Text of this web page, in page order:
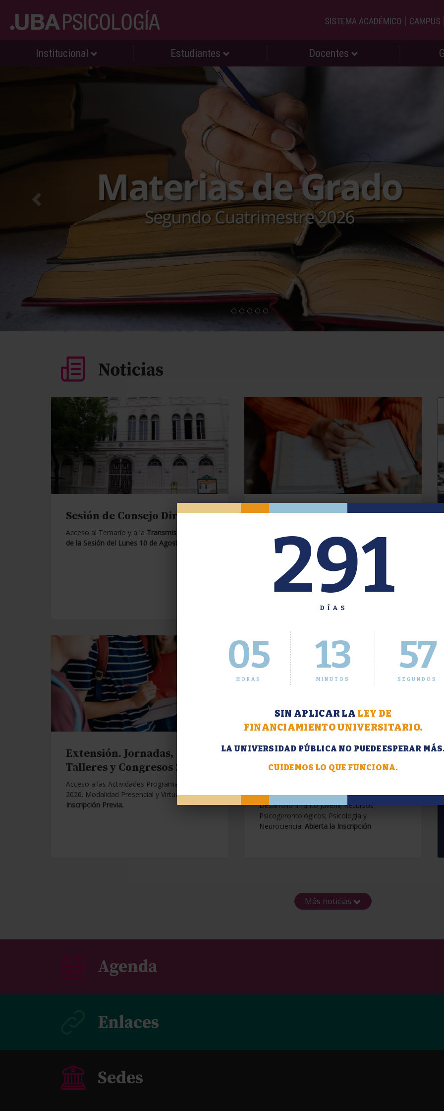
291
DÍAS
05
HORAS
13
MINUTOS
57
SEGUNDOS
SIN APLICAR LA LEY DE
FINANCIAMIENTO UNIVERSITARIO.
LA UNIVERSIDAD PÚBLICA NO PUEDE ESPERAR
CUIDEMOS LO QUE FUNCIONA.
SISTEMA ACADÉMICO | CAMPUS |
Institucional Estudiantes Docentes
Sesión de Consejo Directivo.
Acceso al Temario y a la Transmisión en Vivo
de la Sesión del Lunes 10 de Agosto de 2026.
Oferta de Grado. Segundo
Inscripción del 30 de julio al 4 de agosto a
través del Sistema Académico
Extensión. Jornadas,
Talleres y Congresos 2026.
Acceso a las Actividades Programadas para
2026. Modalidad Presencial y Virtual.Con
Inscripción Previa.
Extensión. Diplomaturas
2026.
Contemporáneas; Problemáticas en el
Desarrollo Infanto Juvenil; Recursos
Psicogerontológicos; Psicología y
Neurociencia. Abierta la Inscripción
Más noticias